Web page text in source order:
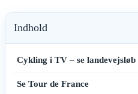
Indhold
Cykling i TV – se landevejsløb
Se Tour de France